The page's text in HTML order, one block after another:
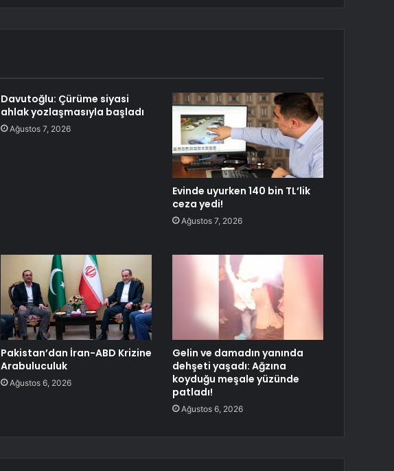
Davutoğlu: Çürüme siyasi
ahlak yozlaşmasıyla başladı
Ağustos 7, 2026
Evinde uyurken 140 bin TL’lik
ceza yedi!
Ağustos 7, 2026
Pakistan’dan İran-ABD Krizine
Arabuluculuk
Ağustos 6, 2026
Gelin ve damadın yanında
dehşeti yaşadı: Ağzına
koyduğu meşale yüzünde
patladı!
Ağustos 6, 2026